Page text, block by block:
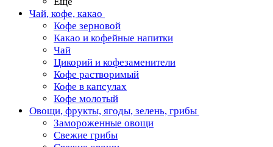
Чай, кофе, какао
Кофе зерновой
Какао и кофейные напитки
Чай
Цикорий и кофезаменители
Кофе растворимый
Кофе в капсулах
Кофе молотый
Овощи, фрукты, ягоды, зелень, грибы
Замороженные овощи
Свежие грибы